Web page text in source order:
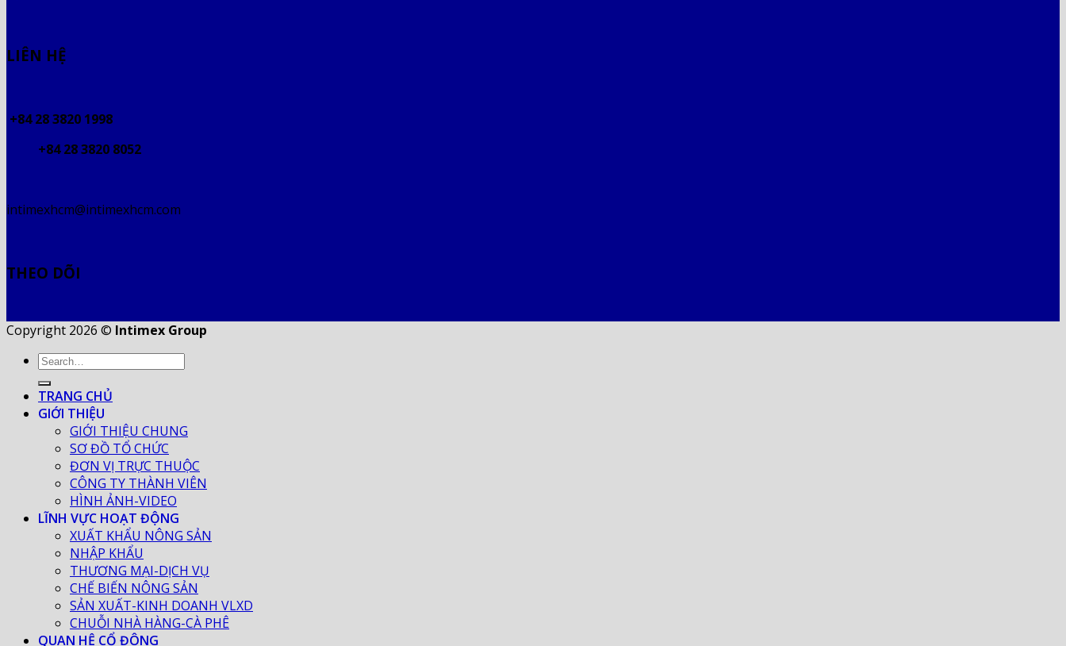
LIÊN HỆ
+84 28 3820 1998
+84 28 3820 8052
intimexhcm@intimexhcm.com
THEO DÕI
Copyright 2026 © Intimex Group
TRANG CHỦ
GIỚI THIỆU
GIỚI THIỆU CHUNG
SƠ ĐỒ TỔ CHỨC
ĐƠN VỊ TRỰC THUỘC
CÔNG TY THÀNH VIÊN
HÌNH ẢNH-VIDEO
LĨNH VỰC HOẠT ĐỘNG
XUẤT KHẨU NÔNG SẢN
NHẬP KHẨU
THƯƠNG MẠI-DỊCH VỤ
CHẾ BIẾN NÔNG SẢN
SẢN XUẤT-KINH DOANH VLXD
CHUỖI NHÀ HÀNG-CÀ PHÊ
QUAN HỆ CỔ ĐÔNG